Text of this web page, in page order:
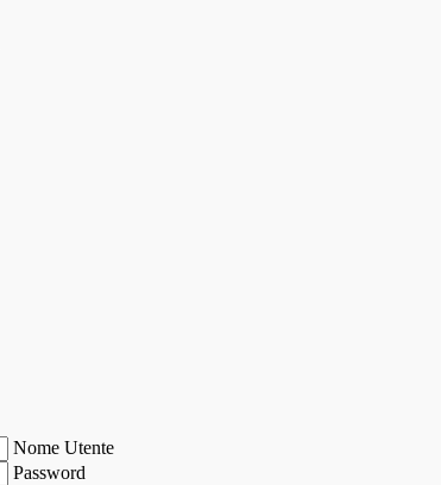
Nome Utente
Password